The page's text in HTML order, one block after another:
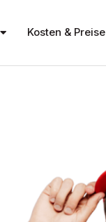
Kosten & Preise